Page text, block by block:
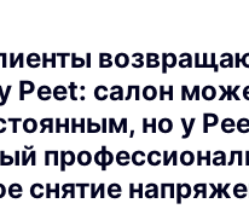
Peet: салон
но у
снятие